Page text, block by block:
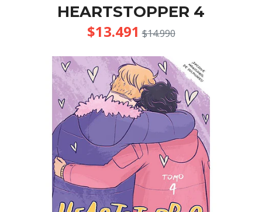
HEARTSTOPPER 4
$13.491 $14.990